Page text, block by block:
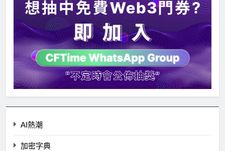
AI熱潮
加密字典